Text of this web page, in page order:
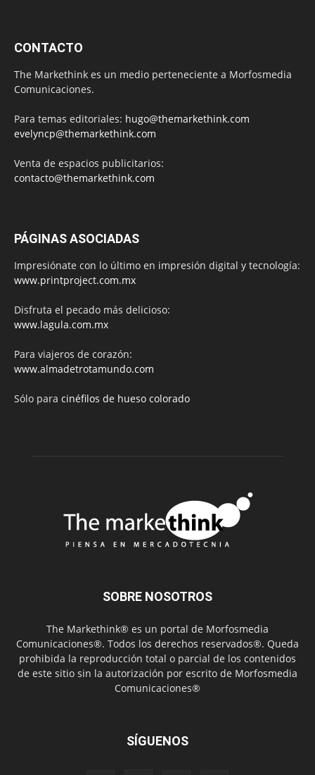
CONTACTO
The Markethink es un medio perteneciente a Morfosmedia
Comunicaciones.
Para temas editoriales: hugo@themarkethink.com
evelyncp@themarkethink.com
Venta de espacios publicitarios:
contacto@themarkethink.com
PÁGINAS ASOCIADAS
Impresiónate con lo último en impresión digital y tecnología:
www.printproject.com.mx
Disfruta el pecado más delicioso:
www.lagula.com.mx
Para viajeros de corazón:
www.almadetrotamundo.com
Sólo para cinéfilos de hueso colorado
SOBRE NOSOTROS
The Markethink® es un portal de Morfosmedia
Comunicaciones®. Todos los derechos reservados®. Queda
prohibida la reproducción total o parcial de los contenidos
de este sitio sin la autorización por escrito de Morfosmedia
Comunicaciones®
SÍGUENOS